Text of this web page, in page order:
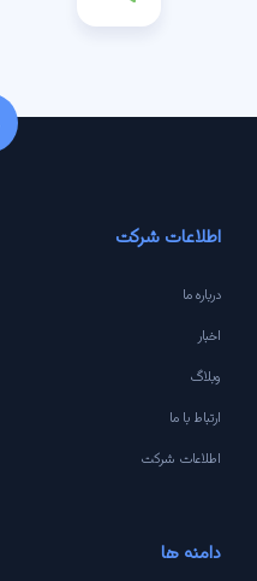
اطلاعات شرکت
درباره ما
اخبار
وبلاگ
ارتباط با ما
اطلاعات شرکت
دامنه ها